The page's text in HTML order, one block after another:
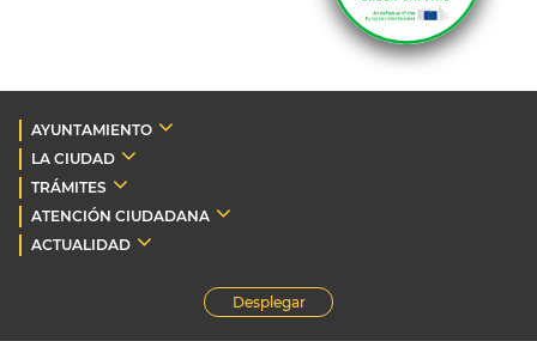
AYUNTAMIENTO
LA CIUDAD
TRÁMITES
ATENCIÓN CIUDADANA
ACTUALIDAD
Desplegar